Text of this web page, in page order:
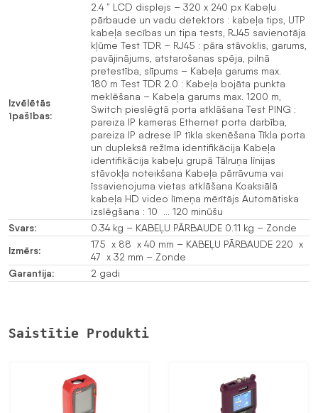
Izvēlētās
īpašības:
2.4 ” LCD displejs – 320 x 240 px Kabeļu
pārbaude un vadu detektors : kabeļa tips, UTP
kabeļa secības un tipa tests, RJ45 savienotāja
kļūme Test TDR – RJ45 : pāra stāvoklis, garums,
pavājinājums, atstarošanas spēja, pilnā
pretestība, slīpums – Kabeļa garums max.
180 m Test TDR 2.0 : Kabeļa bojāta punkta
meklēšana – Kabeļa garums max. 1200 m,
Switch pieslēgtā porta atklāšana Test PING :
pareiza IP kameras Ethernet porta darbība,
pareiza IP adrese IP tīkla skenēšana Tīkla porta
un dupleksā režīma identifikācija Kabeļa
identifikācija kabeļu grupā Tālruņa līnijas
stāvokļa noteikšana Kabeļa pārrāvuma vai
īssavienojuma vietas atklāšana Koaksiālā
kabeļa HD video līmeņa mērītājs Automātiska
izslēgšana : 10 … 120 minūšu
Svars: 0.34 kg – KABEĻU PĀRBAUDE 0.11 kg – Zonde
Izmērs:
175 x 88 x 40 mm – KABEĻU PĀRBAUDE 220 x
47 x 32 mm – Zonde
Garantija: 2 gadi
Saistītie Produkti